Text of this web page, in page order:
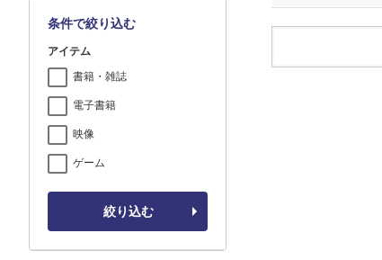
条件で絞り込む
アイテム
書籍・雑誌
電子書籍
映像
ゲーム
絞り込む